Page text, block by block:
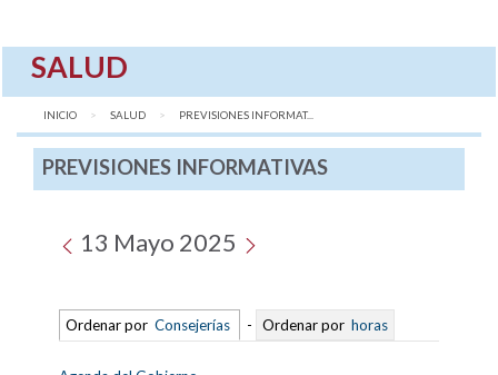
SALUD
INICIO SALUD AQUÍ:
PREVISIONES INFORMAT...
PREVISIONES INFORMATIVAS
13 Mayo 2025
Ordenar por Consejerías - Ordenar por horas